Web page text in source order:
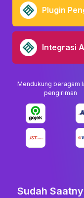
Plugin
Integrasi
Mendukung beragam
pengiriman
Sudah